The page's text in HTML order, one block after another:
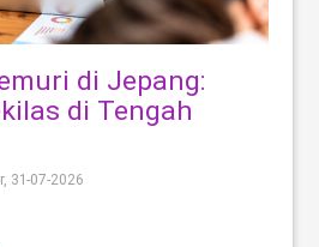
di Jepang:
di Tengah
31-07-2026